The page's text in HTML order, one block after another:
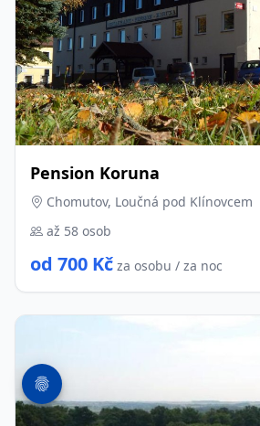
Pension Koruna
Chomutov, Loučná pod Klínovcem
až 58 osob
od 700 Kč za osobu / za noc